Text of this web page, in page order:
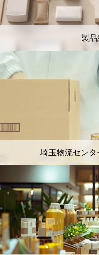
製品
埼玉物流センタ